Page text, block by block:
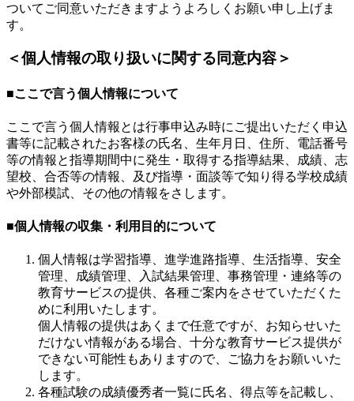
ついてご同意いただきますようよろしくお願い申し上げま
す。
＜個人情報の取り扱いに関する同意内容＞
■ここで言う個人情報について
ここで言う個人情報とは行事申込み時にご提出いただく申込
書等に記載されたお客様の氏名、生年月日、住所、電話番号
等の情報と指導期間中に発生・取得する指導結果、成績、志
望校、合否等の情報、及び指導・面談等で知り得る学校成績
や外部模試、その他の情報をさします。
■個人情報の収集・利用目的について
個人情報は学習指導、進学進路指導、生活指導、安全
管理、成績管理、入試結果管理、事務管理・連絡等の
教育サービスの提供、各種ご案内をさせていただくた
めに利用いたします。
個人情報の提供はあくまで任意ですが、お知らせいた
だけない情報がある場合、十分な教育サービス提供が
できない可能性もありますので、ご協力をお願いいた
します。
各種試験の成績優秀者一覧に氏名、得点等を記載し、